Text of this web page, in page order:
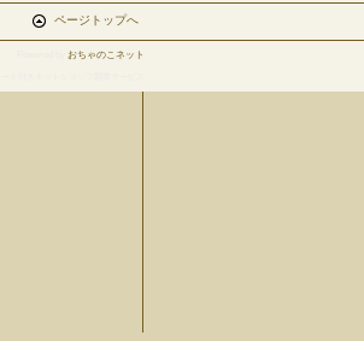
ページトップへ
おちゃのこネット